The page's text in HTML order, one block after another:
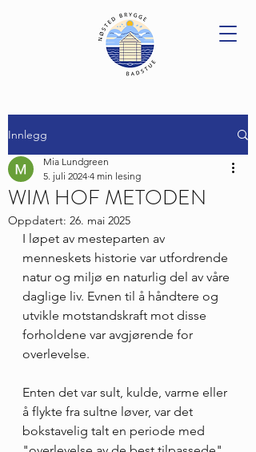
Innlegg
WIM HOF METODEN
Mia Lundgreen
5. juli 2024 4 min lesing
Oppdatert: 26. mai 2025
I løpet av mesteparten av
menneskets historie var utfordrende
natur og miljø en naturlig del av våre
daglige liv. Evnen til å håndtere og
utvikle motstandskraft mot disse
forholdene var avgjørende for
overlevelse.
Enten det var sult, kulde, varme eller
å flykte fra sultne løver, var det
bokstavelig talt en periode med